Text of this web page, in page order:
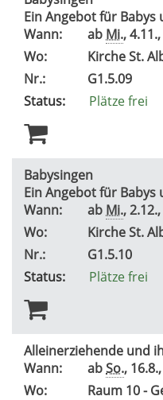
Ein Angebot für Babys
Wann:
ab Mi.,
Wo:
Kirche St.
Nr.:
G1.5.09
Status:
Plätze frei
Babysingen
Ein Angebot für Babys
Wann:
ab Mi.,
Wo:
Kirche St.
Nr.:
G1.5.10
Status:
Plätze frei
Alleinerziehende und
Wann:
abSo.,
Wo:
Raum 10 -